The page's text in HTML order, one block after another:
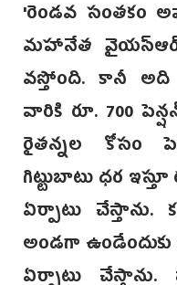
‌'రెండవ సంతకం
మహానేత వైయస్ఆర్
వ‌స్తోంది. కానీ అది
వారికి రూ. 700
రైతన్నల కోసం
గిట్టుబాటు ధర
ఏర్పాటు
అండగా
ఏర్పాటు